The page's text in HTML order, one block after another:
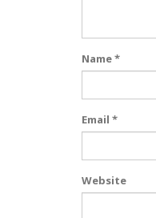
Name*
Email *
Website